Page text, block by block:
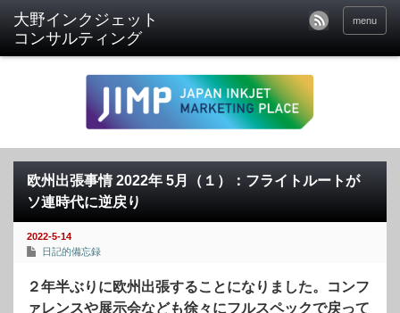
menu
欧州出張事情 2022年 5月（１）：フライトルートが
ソ連時代に逆戻り
2022-5-14
日記的備忘録
２年半ぶりに欧州出張することになりました。コンフ
ァレンスや展示会なども徐々にフルスペックで戻って